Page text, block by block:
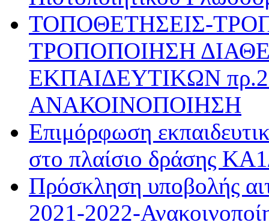
ΤΟΠΟΘΕΤΗΣΕΙΣ-
ΤΡΟΠΟΠΟΙΗΣΗ
ΕΚΠΑΙΔΕΥΤΙΚΩΝ
ΑΝΑΚΟΙΝΟΠΟΙΗΣΗ
Επιμόρφωση
στο πλαίσιο δράσης
Πρόσκληση υποβολής
2021-2022-